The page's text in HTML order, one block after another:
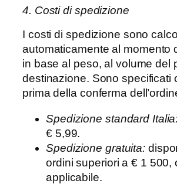
4. Costi di spedizione
I costi di spedizione sono
automaticamente al momento
in base al peso, al volume del
destinazione. Sono specificati
prima della conferma
Spedizione standard
€ 5,99.
Spedizione gratuita:
ordini superiori a € 1 500,
applicabile.